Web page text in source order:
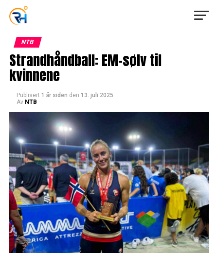
NTB
Strandhåndball: EM-sølv til
kvinnene
Publisert 1 år siden den 13. juli 2025
Av NTB